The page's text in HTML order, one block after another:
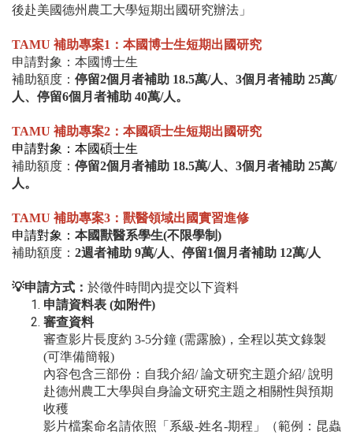
後赴美國德州農工大學短期出國研究辦法」
TAMU 補助專案1：本國博士生短期出國研究
申請對象：本國博士生
補助額度： 停留2個月者補助 18.5萬/人、3個月者補助 25萬/
人、停留6個月者補助 40萬/人。
TAMU 補助專案2：本國碩士生短期出國研究
申請對象：本國碩士生
補助額度： 停留2個月者補助 18.5萬/人、3個月者補助 25萬/
人。
TAMU 補助專案3：獸醫領域出國實習進修
申請對象： 本國獸醫系學生(不限學制)
補助額度： 2週者補助 9萬/人、停留1個月者補助 12萬/人
💡申請方式： 於徵件時間內提交以下資料
申請資料表 (如附件)
審查資料
審查影片長度約 3-5分鐘 (需露臉)，全程以英文錄製
(可準備簡報)
內容包含三部份：自我介紹/ 論文研究主題介紹/ 說明
赴德州農工大學與自身論文研究主題之相關性與預期
收穫
影片檔案命名請依照「系級-姓名-期程」（範例：昆蟲